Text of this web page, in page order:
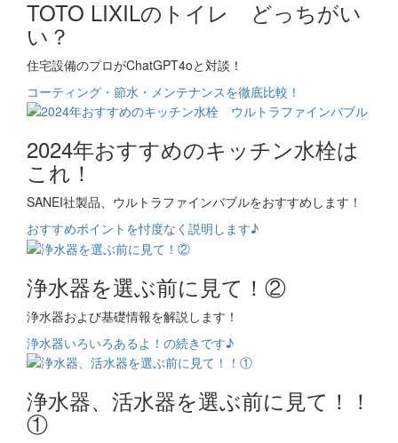
TOTO LIXILのトイレ どっちがい
い？
住宅設備のプロがChatGPT4oと対談！
コーティング・節水・メンテナンスを徹底比較！
2024年おすすめのキッチン水栓は
これ！
SANEI社製品、ウルトラファインバブルをおすすめします！
おすすめポイントを忖度なく説明します♪
浄水器を選ぶ前に見て！②
浄水器および基礎情報を解説します！
浄水器いろいろあるよ！の続きです♪
浄水器、活水器を選ぶ前に見て！！
①